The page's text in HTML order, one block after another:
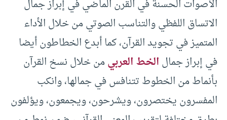
الأصوات الحسنة في القرن الماضي في إبراز جمال
الاتساق اللفظي والتناسب الصوتي من خلال الأداء
المتميز في تجويد القرآن، كما أبدع الخطاطون أيضا
في إبراز جمالالخط العربيمن خلال نسخ القرآن
بأنماط من الخطوط تتنافس في جمالها، وانكب
المفسرون يختصرون، ويشرحون، ويجمعون، ويؤلفون